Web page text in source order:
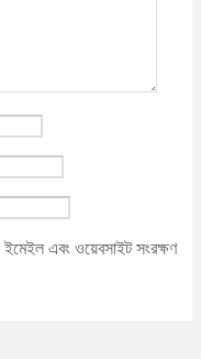
ইমেইল এবং ওয়েবসাইট সংরক্ষণ